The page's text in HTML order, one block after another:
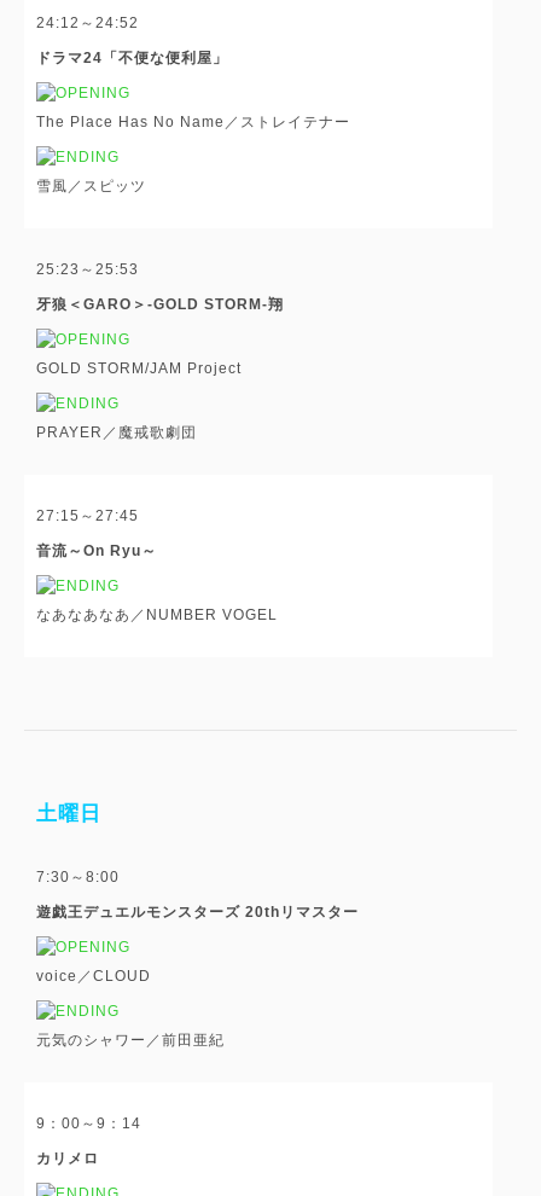
24:12～24:52
ドラマ24「不便な便利屋」
The Place Has No Name／ストレイテナー
雪風／スピッツ
25:23～25:53
牙狼＜GARO＞-GOLD STORM-翔
GOLD STORM/JAM Project
PRAYER／魔戒歌劇団
27:15～27:45
音流～On Ryu～
なあなあなあ／NUMBER VOGEL
土曜日
7:30～8:00
遊戯王デュエルモンスターズ 20thリマスター
voice／CLOUD
元気のシャワー／前田亜紀
9：00～9：14
カリメロ